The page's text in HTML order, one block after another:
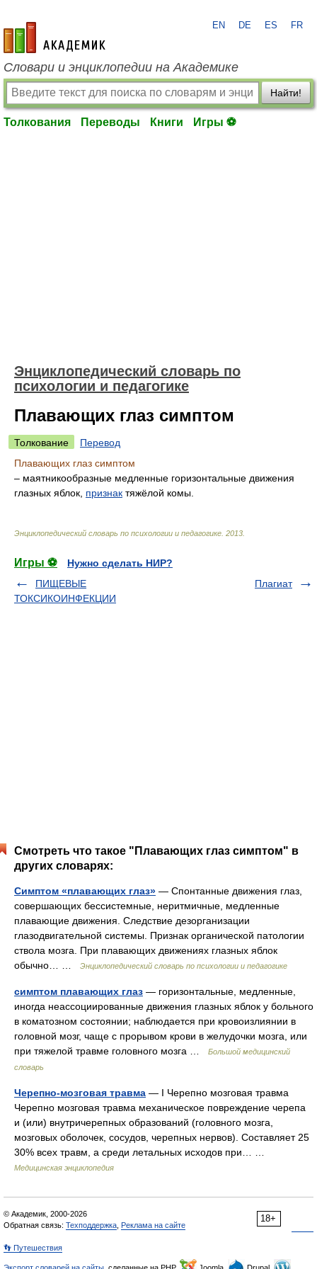
academic.ru
EN DE ES FR
Словари и энциклопедии на Академике
Найти!
Толкования Переводы Книги Игры ⚽
Энциклопедический словарь по
психологии и педагогике
Плавающих глаз симптом
Толкование
Перевод
Плавающих глаз симптом
– маятникообразные медленные горизонтальные движения
глазных яблок, признак тяжёлой комы.
Энциклопедический словарь по психологии и педагогике 2013
Игры ⚽
Нужно сделать НИР?
ПИЩЕВЫЕ
ТОКСИКОИНФЕКЦИИ
Плагиат
Смотреть что такое "Плавающих глаз симптом" в
других словарях:
Симптом «плавающих глаз» — Спонтанные движения глаз,
совершающих бессистемные, неритмичные, медленные
плавающие движения. Следствие дезорганизации
глазодвигательной системы. Признак органической патологии
ствола мозга. При плавающих движениях глазных яблок
обычно… …
Энциклопедический словарь по психологии и педагогике
симптом плавающих глаз — горизонтальные, медленные,
иногда неассоциированные движения глазных яблок у больного
в коматозном состоянии; наблюдается при кровоизлиянии в
головной мозг, чаще с прорывом крови в желудочки мозга, или
при тяжелой травме головного мозга …
Большой медицинский
словарь
Черепно-мозговая травма — I Черепно мозговая травма
Черепно мозговая травма механическое повреждение черепа
и (или) внутричерепных образований (головного мозга,
мозговых оболочек, сосудов, черепных нервов). Составляет 25
30% всех травм, а среди летальных исходов при… …
Медицинская энциклопедия
18+
© Академик, 2000-2026
Обратная связь: Техподдержка Реклама на сайте
👣 Путешествия